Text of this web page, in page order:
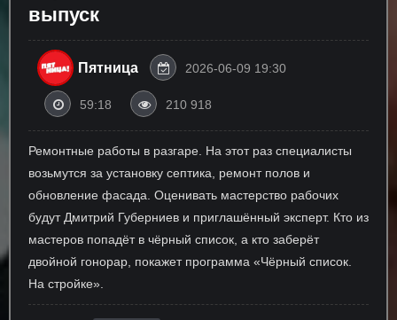
выпуск
Пятница 2026-06-09 19:30
59:18 210 918
Ремонтные работы в разгаре. На этот раз специалисты
возьмутся за установку септика, ремонт полов и
обновление фасада. Оценивать мастерство рабочих
будут Дмитрий Губерниев и приглашённый эксперт. Кто из
мастеров попадёт в чёрный список, а кто заберёт
двойной гонорар, покажет программа «Чёрный список.
На стройке».